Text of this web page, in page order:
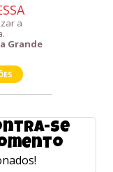
a
Grande
se